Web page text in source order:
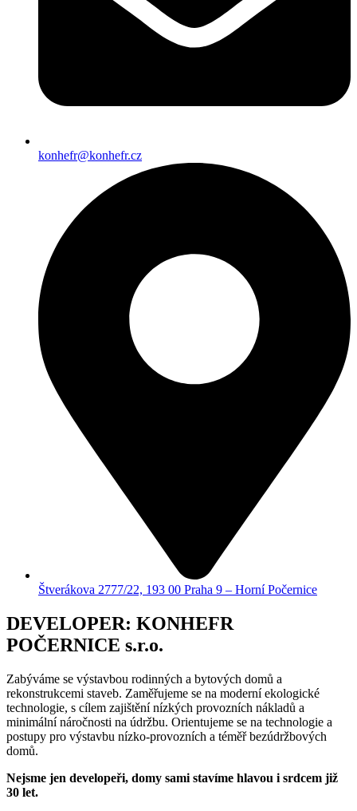
konhefr@konhefr.cz
Štverákova 2777/22, 193 00 Praha 9 – Horní Počernice
DEVELOPER: KONHEFR
POČERNICE s.r.o.
Zabýváme se výstavbou rodinných a bytových domů a
rekonstrukcemi staveb. Zaměřujeme se na moderní ekologické
technologie, s cílem zajištění nízkých provozních nákladů a
minimální náročnosti na údržbu. Orientujeme se na technologie a
postupy pro výstavbu nízko-provozních a téměř bezúdržbových
domů.
Nejsme jen developeři, domy sami stavíme hlavou i srdcem již
30 let.